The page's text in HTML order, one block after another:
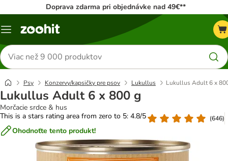
Doprava zdarma pri objednávke nad 49€**
Kategórie
Hľadať
produkty
Psy Konzervy/kapsičky pre psov Lukullus Lukullus Adult 6 x
Lukullus Adult 6 x 800 g
Morčacie srdce & hus
This is a stars rating area from zero to 5: 4.8/5
(646)
Ohodnoťte tento produkt!